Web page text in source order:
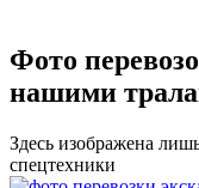
Фото
нашими
Здесь изображена
спецтехники